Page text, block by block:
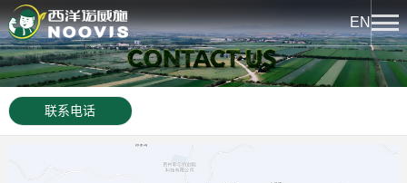
关于我们
企业荣誉
新闻中心
EN
联系电话